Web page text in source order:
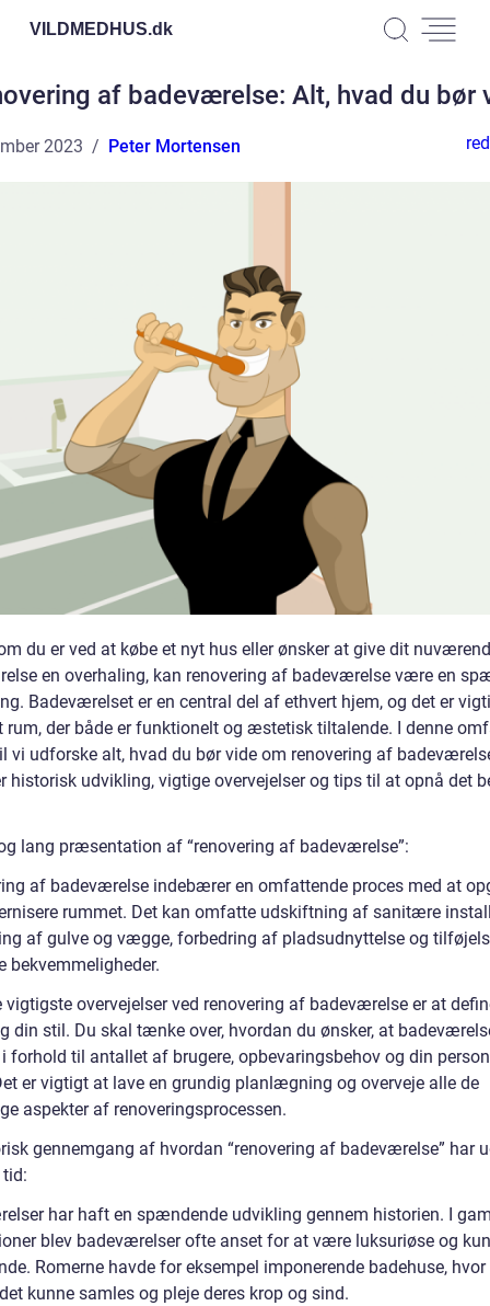
VILDMEDHUS.dk
af badeværelse: Alt, hvad du bør
2023 Peter Mortensen
du er ved at købe et nyt hus eller ønsker at give dit
en overhaling, kan renovering af badeværelse være en
Badeværelset er en central del af ethvert hjem, og det er
rum, der både er funktionelt og æstetisk tiltalende. I denne
vi udforske alt, hvad du bør vide om renovering af
historisk udvikling, vigtige overvejelser og tips til at opnå det
lang præsentation af “renovering af badeværelse”:
af badeværelse indebærer en omfattende proces med at
rummet. Det kan omfatte udskiftning af sanitære
af gulve og vægge, forbedring af pladsudnyttelse og
bekvemmeligheder.
vigtigste overvejelser ved renovering af badeværelse er at
din stil. Du skal tænke over, hvordan du ønsker, at
forhold til antallet af brugere, opbevaringsbehov og din
er vigtigt at lave en grundig planlægning og overveje alle de
aspekter af renoveringsprocessen.
gennemgang af hvordan “renovering af badeværelse” har
har haft en spændende udvikling gennem historien. I
blev badeværelser ofte anset for at være luksuriøse og
Romerne havde for eksempel imponerende badehuse, hvor
kunne samles og pleje deres krop og sind.